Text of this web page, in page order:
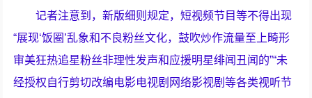
记者注意到，新版细则规定，短视频节目等不得出现
“展现‘饭圈’乱象和不良粉丝文化，鼓吹炒作流量至上畸形
审美狂热追星粉丝非理性发声和应援明星绯闻丑闻的”“未
经授权自行剪切改编电影电视剧网络影视剧等各类视听节